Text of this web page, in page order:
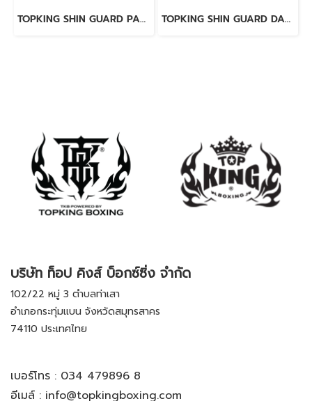
TOPKING SHIN GUARD PAERL BLUE “ PRO ” GENUINE LEATHER TOPKING SHIN GUARD DARK PINK “ PRO ” GENUINE LEATHER
บริษัท ท็อป คิงส์ บ็อกซ์ซิ่ง จำกัด
102/22 หมู่ 3 ตำบลท่าเสา
อำเภอกระทุ่มแบน จังหวัดสมุทรสาคร
74110 ประเทศไทย
เบอร์โทร : 034 479896 8
อีเมล์ : info@topkingboxing.com